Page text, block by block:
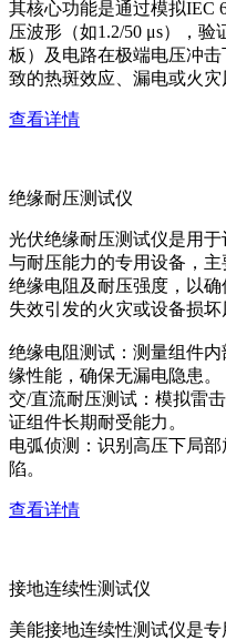
其核心功能是通过模拟IEC
压波形（如1.2/50 μs），
板）及电路在极端电压冲
致的热斑效应、漏电或火灾
查看详情
绝缘耐压测试仪
光伏绝缘耐压测试仪是用
与耐压能力的专用设备，主
绝缘电阻及耐压强度，以
失效引发的火灾或设备损坏
绝缘电阻测试：测量组件
缘性能，确保无漏电隐患。
交/直流耐压测试：模拟雷
证组件长期耐受能力。
电弧侦测：识别高压下局
陷。
查看详情
接地连续性测试仪
美能接地连续性测试仪是